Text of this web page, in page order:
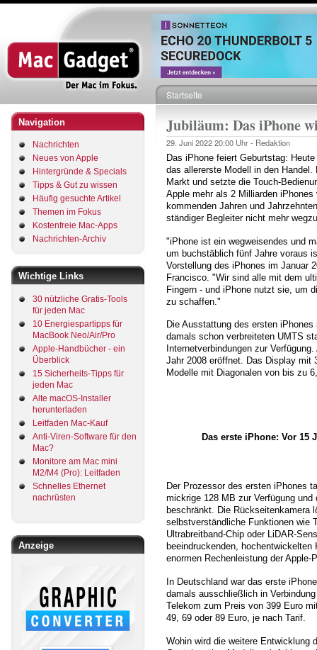
Direkt
zum
Inhalt
Navigation
Nachrichten
Neues von Apple
Hintergründe & Specials
Tipps & Gut zu wissen
Häufig gesuchte Artikel
Themen im Fokus
Kostenfreie Mac-Apps
Nachrichten-Archiv
Wichtige Links
30 nützliche Gratis-Tools
für jeden Mac
10 Energiespartipps für
MacBook Neo/Air/Pro
Apple-Handbücher - ein
Überblick
15 Sicherheits-Tipps für
jeden Mac
Alte macOS-Installer
herunterladen
Leitfaden Mac-Kauf
Anti-Viren-Software für den
Mac?
Monitore am Mac mini
M2/M4 (Pro): Leitfaden
Schnelles Ethernet
nachrüsten
Anzeige
Pfadnavigation
Startseite
Jubiläum: Das iPhone
29. Juni 202220:00 Uhr - Redaktion
Das iPhone feiert Geburtstag:
das allererste Modell in den
Markt und setzte die Touch-
Apple mehr als 2 Milliarden
kommenden Jahren und
ständiger Begleiter nicht mehr
"iPhone ist ein wegweisendes und
um buchstäblich fünf Jahre voraus
Vorstellung des iPhones im Januar
Francisco. "Wir sind alle mit dem
Fingern - und iPhone nutzt sie, um
zu schaffen."
Die Ausstattung des ersten
damals schon verbreiteten UMTS
Internetverbindungen zur
Jahr 2008 eröffnet. Das Display mit
Modelle mit Diagonalen von bis zu
Das erste iPhone: Vor 15
Der Prozessor des ersten iPhones
mickrige 128 MB zur Verfügung
beschränkt. Die Rückseitenkamera
selbstverständliche Funktionen wie
Ultrabreitband-Chip oder LiDAR-
beeindruckenden,
enormen Rechenleistung der
In Deutschland war das erste
damals ausschließlich in
Telekom zum Preis von 399 Euro
49, 69 oder 89 Euro, je nach Tarif.
Wohin wird die weitere Entwicklung